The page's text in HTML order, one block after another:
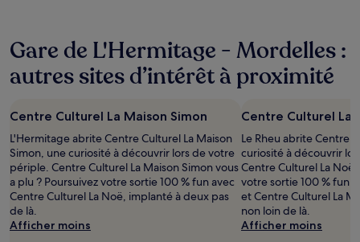
heures
sur
la
séjour
d’une
nuit
pour
2 adultes.
Les
prix
et
la
Gare de L'Hermitage - Mordelles :
autres sites d’intérêt à proximité
Centre Culturel La Maison Simon
L'Hermitage abrite Centre Culturel La Maison
Simon, une curiosité à découvrir lors de votre
périple. Centre Culturel La Maison Simon vous
a plu ? Poursuivez votre sortie 100 % fun avec
Centre Culturel La Noë, implanté à deux pas
de là.
Afficher moins
Centre Culturel La
Le Rheu abrite Centre
curiosité à découvrir
Centre Culturel La Noë
votre sortie 100 % fun
et Centre Culturel La
non loin de là.
Afficher moins